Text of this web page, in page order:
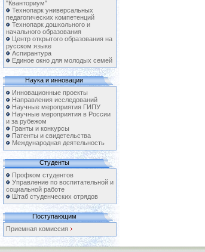
"Кванториум"
Технопарк универсальных
педагогических компетенций
Технопарк дошкольного и
начального образования
Центр открытого образования на
русском языке
Аспирантура
Единое окно для молодых семей
Наука и инновации
Инновационные проекты
Направления исследований
Научные мероприятия ГИПУ
Научные мероприятия в России
и за рубежом
Гранты и конкурсы
Патенты и свидетельства
Международная деятельность
Студенты
Профком студентов
Управление по воспитательной и
социальной работе
Штаб студенческих отрядов
Поступающим
Приемная комиссия